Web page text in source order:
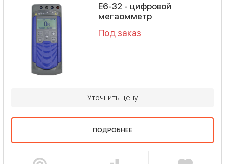
Е6-32 - цифровой
мегаомметр
Под заказ
Уточнить цену
ПОДРОБНЕЕ